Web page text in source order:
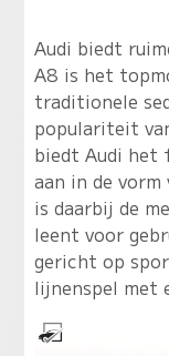
Audi biedt
A8 is het
traditionele
populariteit
biedt Audi
aan in de vorm
is daarbij de
leent voor
gericht op
lijnenspel met